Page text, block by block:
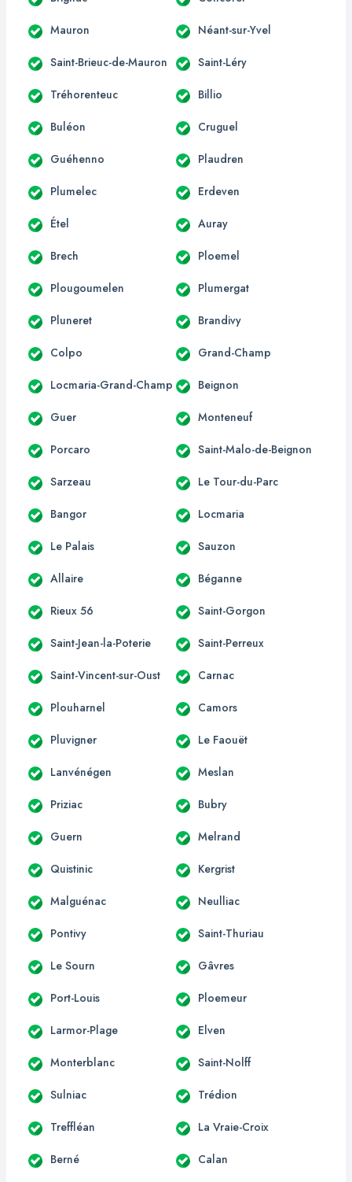
Mauron Néant-sur-Yvel
Saint-Brieuc-de-Mauron Saint-Léry
Tréhorenteuc Billio
Buléon Cruguel
Guéhenno Plaudren
Plumelec Erdeven
Étel Auray
Brech Ploemel
Plougoumelen Plumergat
Pluneret Brandivy
Colpo Grand-Champ
Locmaria-Grand-Champ Beignon
Guer Monteneuf
Porcaro Saint-Malo-de-Beignon
Sarzeau Le Tour-du-Parc
Bangor Locmaria
Le Palais Sauzon
Allaire Béganne
Rieux 56 Saint-Gorgon
Saint-Jean-la-Poterie Saint-Perreux
Saint-Vincent-sur-Oust Carnac
Plouharnel Camors
Pluvigner Le Faouët
Lanvénégen Meslan
Priziac Bubry
Guern Melrand
Quistinic Kergrist
Malguénac Neulliac
Pontivy Saint-Thuriau
Le Sourn Gâvres
Port-Louis Ploemeur
Larmor-Plage Elven
Monterblanc Saint-Nolff
Sulniac Trédion
Treffléan La Vraie-Croix
Berné Calan